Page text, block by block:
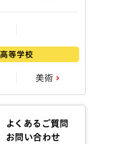
高等学校
美術
よくあるご質問
お問い合わせ